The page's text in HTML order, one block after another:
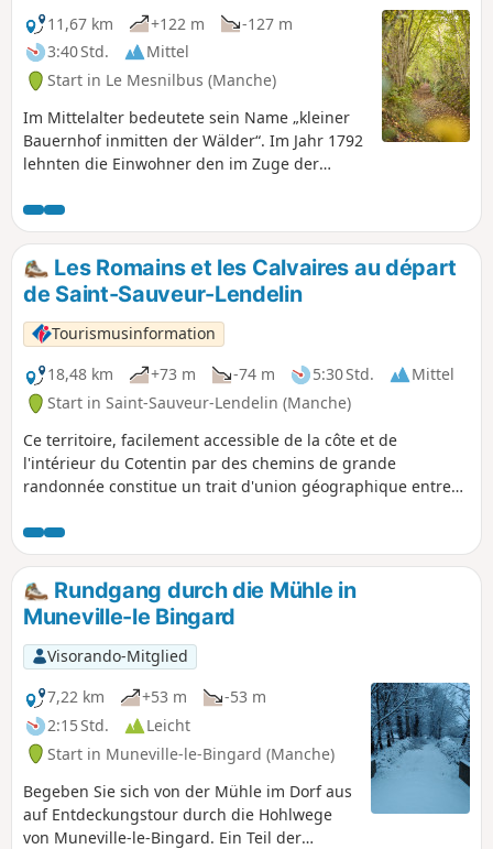
11,67 km
+122 m
-127 m
3:40 Std.
Mittel
Start in Le Mesnilbus (Manche)
Im Mittelalter bedeutete sein Name „kleiner
Bauernhof inmitten der Wälder“. Im Jahr 1792
lehnten die Einwohner den im Zuge der
ab. Nach einem Streit mit dem
Rekrutierungsbeauftragten des Königs (der
mehr Soldaten forderte) rebellierte die
Bevölkerung, woraufhin die Pfarrei aus dem
Verzeichnis der französischen Pfarreien
gestrichen wurde. Die Kirche wurde
verwüstet, die Glocken und die Bleisärge der
Feudalherren eingeschmolzen.
Les Romains et les Calvaires au départ
de Saint-Sauveur-Lendelin
Tourismusinformation
18,48 km
+73 m -74 m 5:30 Std.
Mittel
Start in Saint-Sauveur-Lendelin (Manche)
Ce territoire, facilement accessible de la côte et de
l'intérieur du Cotentin par des chemins de grande
randonnée constitue un trait d'union géographique entre
d'Histoire. C'est un territoire vallonné qui comprend de
nombreuses zones humides (marais). Il est traversé par la
voie romaine (D 535) qui reliait Abrincae, nom romain
d'Avranches et Alauna, Valognes.
Rundgang durch die Mühle in
Muneville-le Bingard
Visorando-Mitglied
7,22 km
+53 m
-53 m
2:15 Std.
Leicht
Start in Muneville-le-Bingard (Manche)
Begeben Sie sich von der Mühle im Dorf aus
auf Entdeckungstour durch die Hohlwege
von Muneville-le-Bingard. Ein Teil der